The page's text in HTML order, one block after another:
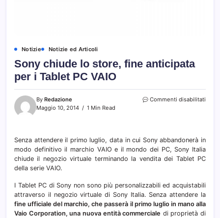
Notizie Notizie ed Articoli
Sony chiude lo store, fine anticipata
per i Tablet PC VAIO
By Redazione
Maggio 10, 2014
1 Min Read
Commenti disabilitati
fine
per
PC
Senza attendere il primo luglio, data in cui Sony abbandonerà in
modo definitivo il marchio VAIO e il mondo dei PC, Sony Italia
chiude il negozio virtuale terminando la vendita dei Tablet PC
della serie VAIO.
I Tablet PC di Sony non sono più personalizzabili ed acquistabili
attraverso il negozio virtuale di Sony Italia. Senza attendere la
fine ufficiale del marchio, che passerà il primo luglio in mano alla
Vaio Corporation, una nuova entità commerciale di proprietà di